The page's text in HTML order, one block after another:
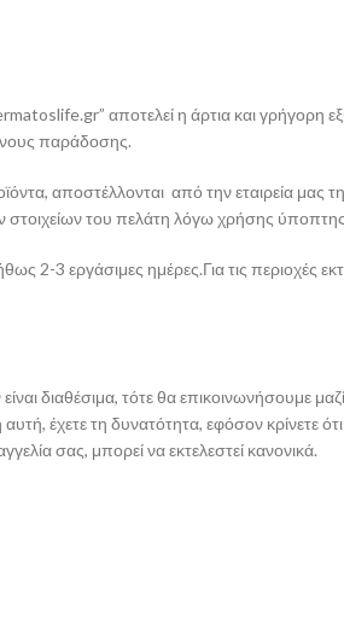
αποτελεί η άρτια και
παράδοσης.
αποστέλλονται από την εταιρεία μας
του πελάτη λόγω χρήσης
2-3 εργάσιμες ημέρες.Για τις περιοχές
διαθέσιμα, τότε θα
έχετε τη δυνατότητα, εφόσον κρίνετε
σας, μπορεί να εκτελεστεί κανονικά.